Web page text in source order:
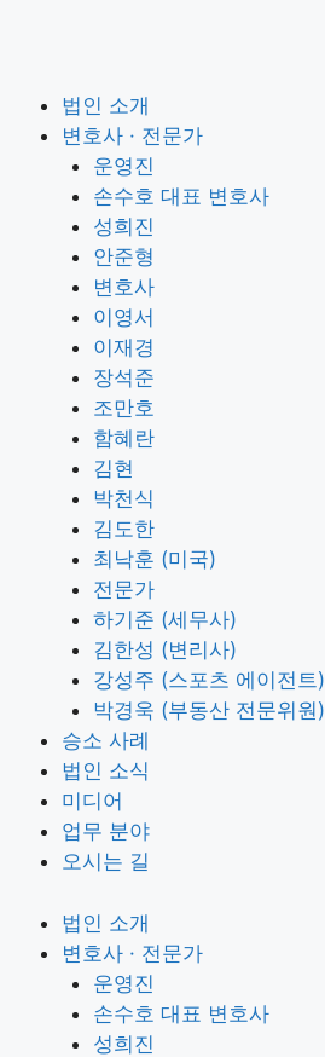
법인 소개
변호사 · 전문가
운영진
손수호 대표 변호사
성희진
안준형
변호사
이영서
이재경
장석준
조만호
함혜란
김현
박천식
김도한
최낙훈 (미국)
전문가
하기준 (세무사)
김한성 (변리사)
강성주 (스포츠 에이전트)
박경욱 (부동산 전문위원)
승소 사례
법인 소식
미디어
업무 분야
오시는 길
법인 소개
변호사 · 전문가
운영진
손수호 대표 변호사
성희진